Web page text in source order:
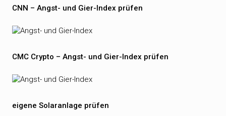
CNN – Angst- und Gier-Index prüfen
CMC Crypto – Angst- und Gier-Index prüfen
eigene Solaranlage prüfen